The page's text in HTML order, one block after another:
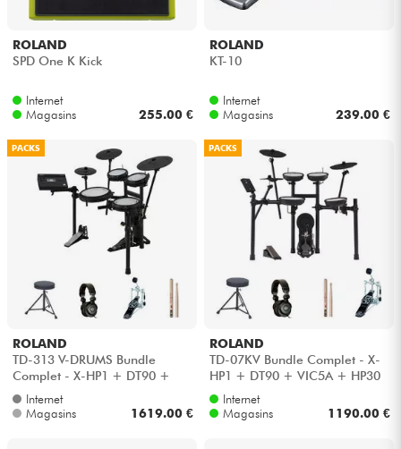
ROLAND
SPD One K Kick
Internet
Magasins
255.00 €
ROLAND
KT-10
Internet
Magasins
239.00 €
PACKS
ROLAND
TD-313 V-DRUMS Bundle
Complet - X-HP1 + DT90 +
VIC5A + HP30
Internet
Magasins
1619.00 €
PACKS
ROLAND
TD-07KV Bundle Complet - X-
HP1 + DT90 + VIC5A + HP30
Internet
Magasins
1190.00 €